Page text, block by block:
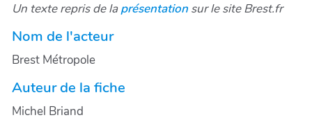
Un texte repris de laprésentation sur le site Brest.fr
Nom de l'acteur
Brest Métropole
Auteur de la fiche
Michel Briand